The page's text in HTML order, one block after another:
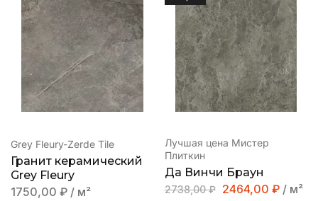
Grey Fleury-Zerde Tile
Гранит керамический
Grey Fleury
1750,00 ₽ / м²
Лучшая цена Мистер
Плиткин
Да Винчи Браун
2738,00₽ 2464,00 ₽ / м²